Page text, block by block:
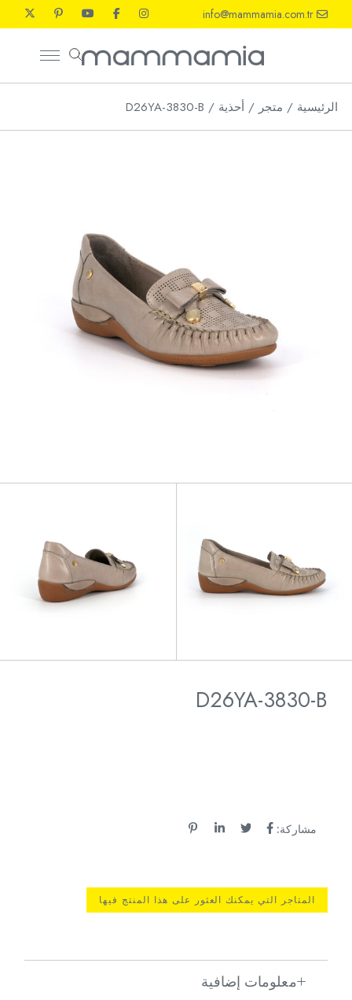
the
info@mammamia.com.tr
الرئيسية متجر أحذية D26YA-3830-B
D26YA-3830-B
مشاركة:
المتاجر التي يمكنك العثور على هذا المنتج فيها
معلومات إضافية